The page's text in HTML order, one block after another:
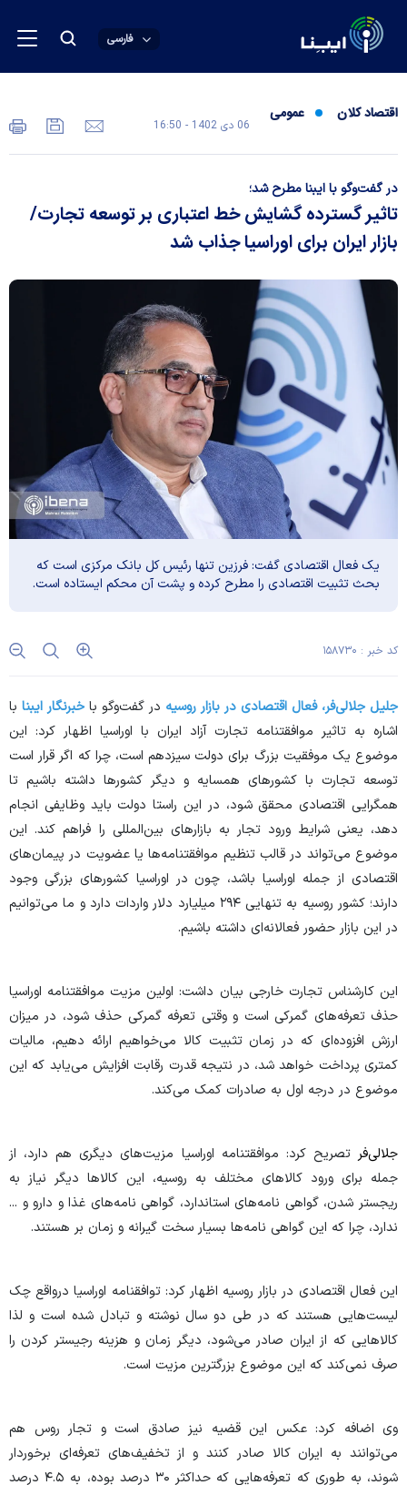
فارسی
اقتصاد کلان عمومی
06 دی 1402 - 16:50
در گفت‌وگو با ایبنا مطرح شد؛
تاثیر گسترده گشایش خط اعتباری بر توسعه تجارت/
بازار ایران برای اوراسیا جذاب شد
یک فعال اقتصادی گفت: فرزین تنها رئیس کل بانک مرکزی است که
بحث تثبیت اقتصادی را مطرح کرده و پشت آن محکم ایستاده است.
کد خبر : ۱۵۸۷۳۰
جلیل جلالی‌فر، فعال اقتصادی در بازار روسیه در گفت‌وگو با خبرنگار ایبنا با
اشاره به تاثیر موافقتنامه تجارت آزاد ایران با اوراسیا اظهار کرد: این
موضوع یک موفقیت بزرگ برای دولت سیزدهم است، چرا که اگر قرار است
توسعه تجارت با کشور‌های همسایه و دیگر کشور‌ها داشته باشیم تا
همگرایی اقتصادی محقق شود، در این راستا دولت باید وظایفی انجام
دهد، یعنی شرایط ورود تجار به بازارهای بین‌المللی را فراهم کند. این
موضوع می‌تواند در قالب تنظیم موافقتنامه‌ها یا عضویت در پیمان‌های
اقتصادی از جمله اوراسیا باشد، چون در اوراسیا کشور‌های بزرگی وجود
دارند؛ کشور روسیه به تنهایی ۲۹۴ میلیارد دلار واردات دارد و ما می‌توانیم
در این بازار حضور فعالانه‌ای داشته باشیم.
این کارشناس تجارت خارجی بیان داشت: اولین مزیت موافقتنامه اوراسیا
حذف تعرفه‌های گمرکی است و وقتی تعرفه گمرکی حذف شود، در میزان
ارزش افزوده‌ای که در زمان تثبیت کالا می‌خواهیم ارائه دهیم، مالیات
کمتری پرداخت خواهد شد، در نتیجه قدرت رقابت افزایش می‌یابد که این
موضوع در درجه اول به صادرات کمک می‌کند.
جلالی‌فر تصریح کرد: موافقتنامه اوراسیا مزیت‌های دیگری هم دارد، از
جمله برای ورود کالا‌های مختلف به روسیه، این کالا‌ها دیگر نیاز به
ریجستر شدن، گواهی نامه‌های استاندارد، گواهی نامه‌های غذا و دارو و ...
ندارد، چرا که این گواهی نامه‌ها بسیار سخت گیرانه و زمان بر هستند.
این فعال اقتصادی در بازار روسیه اظهار کرد: توافقنامه اوراسیا درواقع چک
لیست‌هایی هستند که در طی دو سال نوشته و تبادل شده است و لذا
کالا‌هایی که از ایران صادر می‌شود، دیگر زمان و هزینه رجیستر کردن را
صرف نمی‌کند که این موضوع بزرگترین مزیت است.
وی اضافه کرد: عکس این قضیه نیز صادق است و تجار روس هم
می‌توانند به ایران کالا صادر کنند و از تخفیف‌های تعرفه‌ای برخوردار
شوند، به طوری که تعرفه‌هایی که حداکثر ۳۰ درصد بوده، به ۴.۵ درصد